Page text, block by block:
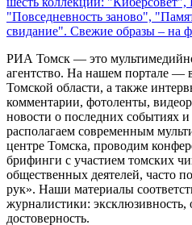
"Повседневность заново",
свидание". Свежие образы – на
РИА Томск — это
агентство. На нашем портале —
Томской области, а также
комментарии, фотоленты,
новости о последних событиях
располагаем современным
центре Томска, проводим
брифинги с участием томских
общественных деятелей, часто
рук». Наши материалы
журналистики: эксклюзивность,
достоверность.